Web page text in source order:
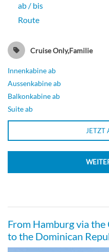
Außenkabine-[MA]
Deck 4
Außenkabine-[MC]
ab / bis
Route
Cruise Only,Familie
Innenkabine ab
Aussenkabine ab
Balkonkabine ab
Suite ab
JETZT
From Hamburg via the
to the Dominican